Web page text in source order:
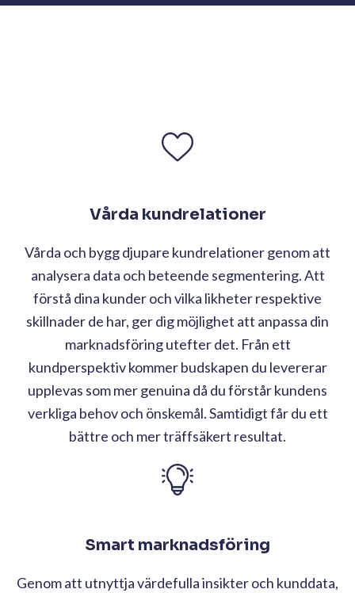
Vårda kundrelationer
Vårda och bygg djupare kundrelationer genom att
analysera data och beteende segmentering. Att
förstå dina kunder och vilka likheter respektive
skillnader de har, ger dig möjlighet att anpassa din
marknadsföring utefter det. Från ett
kundperspektiv kommer budskapen du levererar
upplevas som mer genuina då du förstår kundens
verkliga behov och önskemål. Samtidigt får du ett
bättre och mer träffsäkert resultat.
Smart marknadsföring
Genom att utnyttja värdefulla insikter och kunddata,